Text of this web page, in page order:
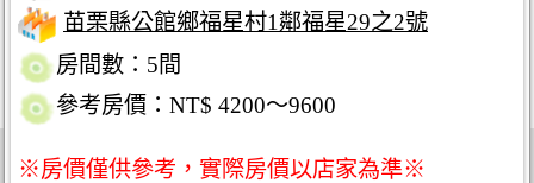
苗栗縣公館鄉福星村1鄰福星29之2號
房間數：5間
參考房價：NT$ 4200～9600
※房價僅供參考，實際房價以店家為準※